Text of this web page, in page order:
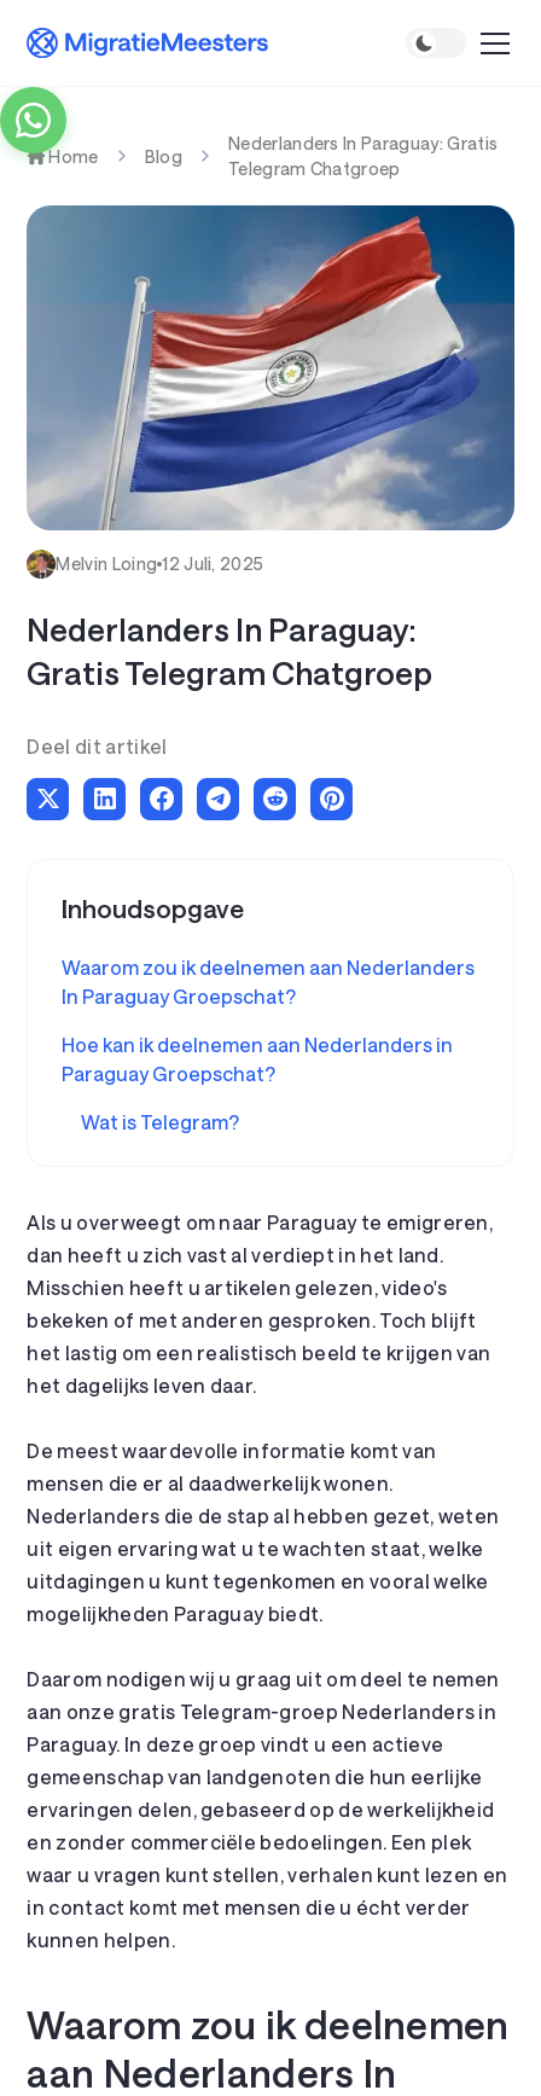
Home Blog
Nederlanders In Paraguay: Gratis
Telegram Chatgroep
Melvin Loing 12 Juli, 2025
Nederlanders In Paraguay:
Gratis Telegram Chatgroep
Deel dit artikel
Inhoudsopgave
Waarom zou ik deelnemen aan Nederlanders
In Paraguay Groepschat?
Hoe kan ik deelnemen aan Nederlanders in
Paraguay Groepschat?
Wat is Telegram?
Als u overweegt om naar Paraguay te emigreren,
dan heeft u zich vast al verdiept in het land.
Misschien heeft u artikelen gelezen, video's
bekeken of met anderen gesproken. Toch blijft
het lastig om een realistisch beeld te krijgen van
het dagelijks leven daar.
De meest waardevolle informatie komt van
mensen die er al daadwerkelijk wonen.
Nederlanders die de stap al hebben gezet, weten
uit eigen ervaring wat u te wachten staat, welke
uitdagingen u kunt tegenkomen en vooral welke
mogelijkheden Paraguay biedt.
Daarom nodigen wij u graag uit om deel te nemen
aan onze gratis Telegram-groep Nederlanders in
Paraguay. In deze groep vindt u een actieve
gemeenschap van landgenoten die hun eerlijke
ervaringen delen, gebaseerd op de werkelijkheid
en zonder commerciële bedoelingen. Een plek
waar u vragen kunt stellen, verhalen kunt lezen en
in contact komt met mensen die u écht verder
kunnen helpen.
Waarom zou ik deelnemen
aan Nederlanders In